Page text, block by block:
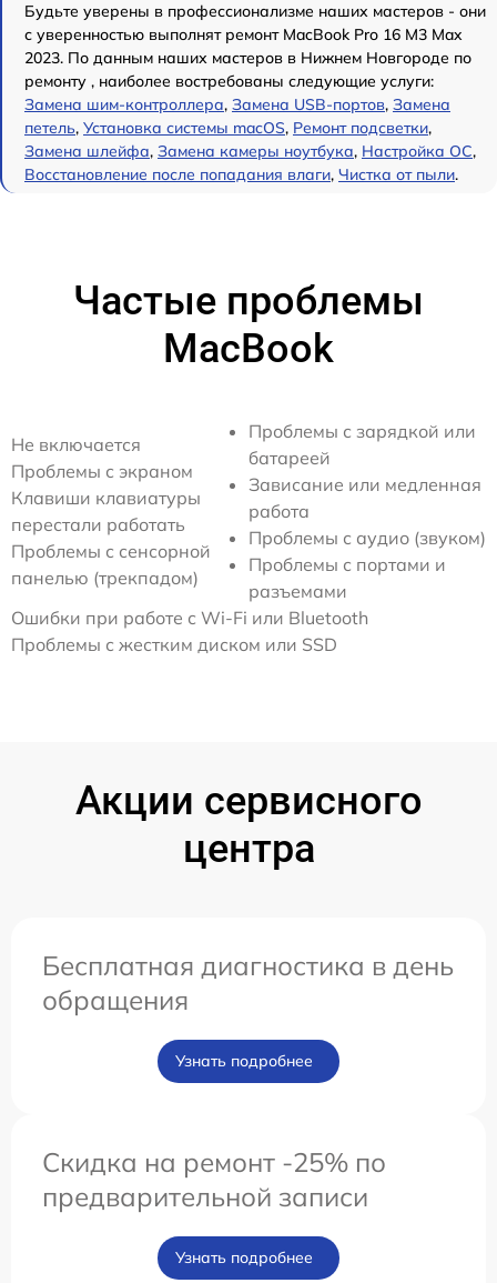
Будьте уверены в профессионализме наших мастеров - они
с уверенностью выполнят ремонт MacBook Pro 16 M3 Max
2023. По данным наших мастеров в Нижнем Новгороде по
ремонту , наиболее востребованы следующие услуги:
Замена шим-контроллера, Замена USB-портов, Замена
петель, Установка системы macOS, Ремонт подсветки,
Замена шлейфа, Замена камеры ноутбука, Настройка ОС,
Восстановление после попадания влаги, Чистка от пыли.
Частые проблемы
MacBook
Не включается
Проблемы с экраном
Клавиши клавиатуры
перестали работать
Проблемы с сенсорной
панелью (трекпадом)
Проблемы с зарядкой или
батареей
Зависание или медленная
работа
Проблемы с аудио (звуком)
Проблемы с портами и
разъемами
Ошибки при работе с Wi-Fi или Bluetooth
Проблемы с жестким диском или SSD
Акции сервисного
центра
Бесплатная диагностика в день
обращения
Узнать подробнее
Скидка на ремонт -25% по
предварительной записи
Узнать подробнее